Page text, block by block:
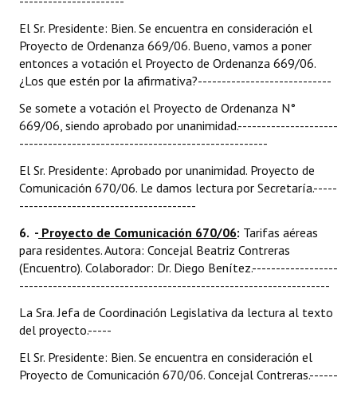
El Sr. Presidente: Bien. Se encuentra en consideración el
Proyecto de Ordenanza 669/06. Bueno, vamos a poner
entonces a votación el Proyecto de Ordenanza 669/06.
¿Los que estén por la afirmativa?----------------------------
Se somete a votación el Proyecto de Ordenanza N°
669/06, siendo aprobado por unanimidad.---------------------
----------------------------------------------------
El Sr. Presidente: Aprobado por unanimidad. Proyecto de
Comunicación 670/06. Le damos lectura por Secretaría.-----
-------------------------------------
6. - Proyecto de Comunicación 670/06: Tarifas aéreas
para residentes. Autora: Concejal Beatriz Contreras
(Encuentro). Colaborador: Dr. Diego Benítez.------------------
-----------------------------------------------------------------
La Sra. Jefa de Coordinación Legislativa da lectura al texto
del proyecto.-----
El Sr. Presidente: Bien. Se encuentra en consideración el
Proyecto de Comunicación 670/06. Concejal Contreras.------